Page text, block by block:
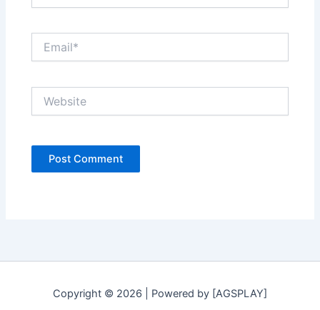
Copyright © 2026 | Powered by [AGSPLAY]